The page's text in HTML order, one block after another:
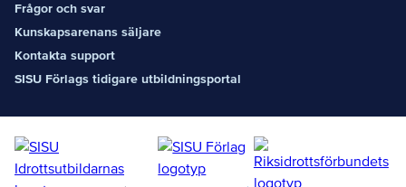
Frågor och svar
Kunskapsarenans säljare
Kontakta support
SISU Förlags tidigare utbildningsportal